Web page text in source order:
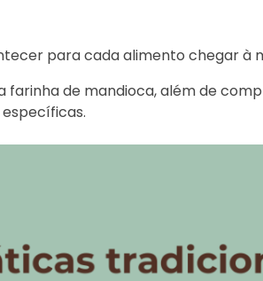
para cada alimento chegar à
farinha de mandioca, além de